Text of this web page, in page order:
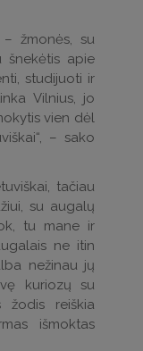
žmonės, su
šnekėtis apie
studijuoti ir
Vilnius, jo
vien dėl
– sako
tačiau
su augalų
tu mane ir
ne itin
nežinau jų
kuriozų su
žodis reiškia
išmoktas